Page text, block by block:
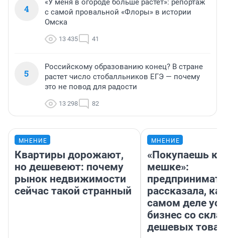
4
«У меня в огороде больше растет»: репортаж
с самой провальной «Флоры» в истории
Омска
13 435 41
5
Российскому образованию конец? В стране
растет число стобалльников ЕГЭ — почему
это не повод для радости
13 298 82
МНЕНИЕ
Квартиры дорожают,
но дешевеют: почему
рынок недвижимости
сейчас такой странный
МНЕНИЕ
«Покупаешь
мешке»:
рассказала,
самом деле
бизнес со
дешевых